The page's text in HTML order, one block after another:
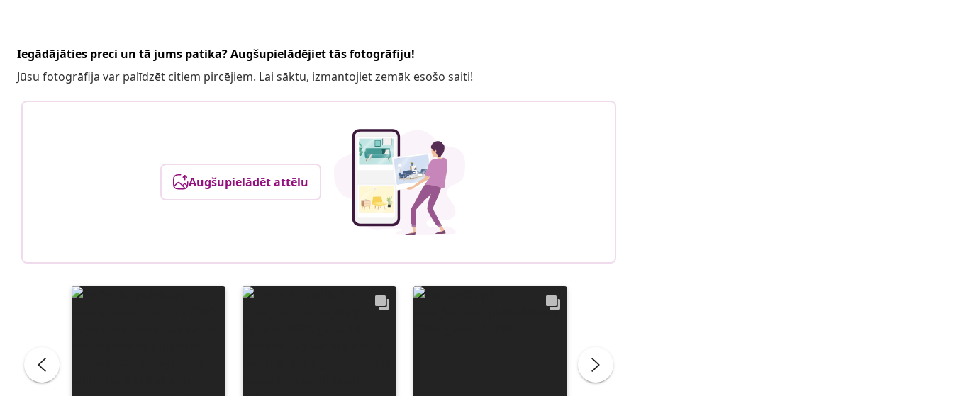
Iegādājāties preci un tā jums patika? Augšupielādējiet tās fotogrāfiju!
Jūsu fotogrāfija var palīdzēt citiem pircējiem. Lai sāktu, izmantojiet zemāk esošo saiti!
Augšupielādēt attēlu